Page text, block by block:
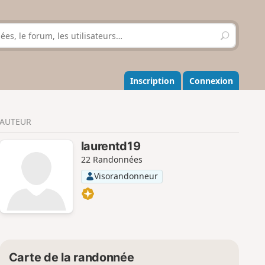
R
e
h
e
r
r
Inscription Connexion
AUTEUR
laurentd19
22 Randonnées
Visorandonneur
Carte de la randonnée